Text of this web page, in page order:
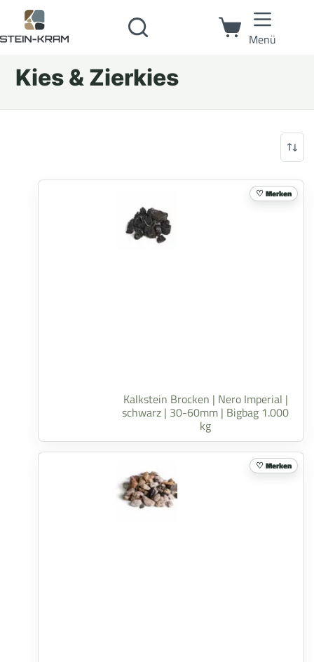
Menü
Kies & Zierkies
Kalkstein Brocken | Nero Imperial |
schwarz | 30-60mm | Bigbag 1.000
kg
Merken
Merken